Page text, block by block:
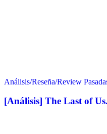
Análisis/Reseña/Review
[Análisis] The Last of